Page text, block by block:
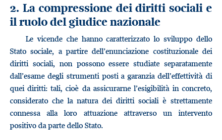
2. La compressione dei diritti sociali e
il ruolo del giudice nazionale
Le vicende che hanno caratterizzato lo sviluppo dello
Stato sociale, a partire dell’enunciazione costituzionale dei
diritti sociali, non possono essere studiate separatamente
dall’esame degli strumenti posti a garanzia dell’effettività di
quei diritti: tali, cioè da assicurarne l’esigibilità in concreto,
considerato che la natura dei diritti sociali è strettamente
connessa alla loro attuazione attraverso un intervento
positivo da parte dello Stato.